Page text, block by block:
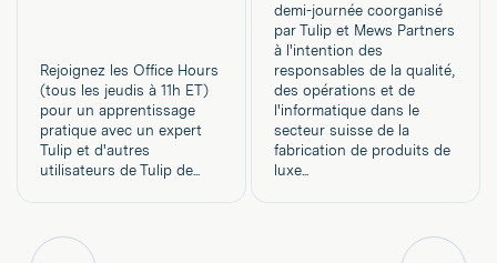
Rejoignez les Office Hours
(tous les jeudis à 11h ET)
pour un apprentissage
pratique avec un expert
Tulip et d'autres
utilisateurs de Tulip de...
demi-journée coorganisé
par Tulip et Mews Partners
à l'intention des
responsables de la qualité,
des opérations et de
l'informatique dans le
secteur suisse de la
fabrication de produits de
luxe...